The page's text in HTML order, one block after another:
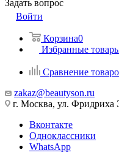
Задать вопрос
Войти
Корзина0
Избранные
Сравнение
zakaz@beautyson.ru
г. Москва, ул. Фридриха
Вконтакте
Одноклассники
WhatsApp